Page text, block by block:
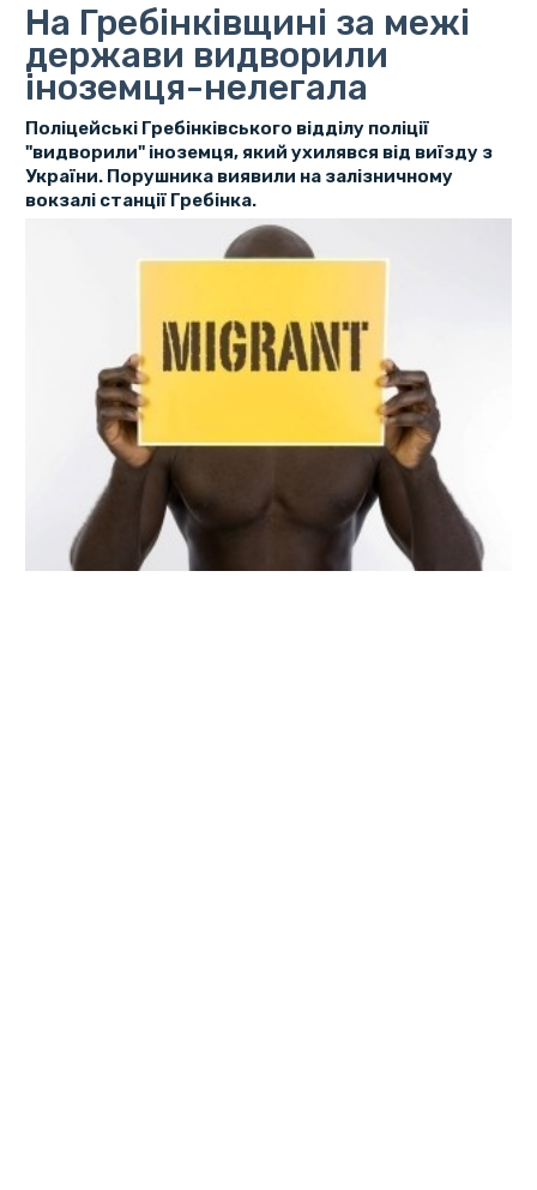
На Гребінківщині за межі
держави видворили
іноземця-нелегала
Поліцейські Гребінківського відділу поліції
"видворили" іноземця, який ухилявся від виїзду з
України. Порушника виявили на залізничному
вокзалі станції Гребінка.